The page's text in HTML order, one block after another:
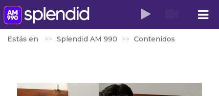
Estás en Splendid AM 990 Contenidos